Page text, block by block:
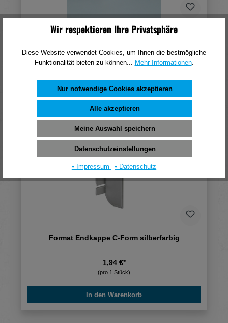
Format Endkappe L-Form Rechts schwarz
1,94 €*
(pro 1 Stück)
In den Warenkorb
Format Endkappe C-Form silberfarbig
1,94 €*
(pro 1 Stück)
In den Warenkorb
Wir respektieren Ihre Privatsphäre
Diese Website verwendet Cookies, um Ihnen die bestmögliche
Funktionalität bieten zu können...
Mehr Informationen.
Nur notwendige Cookies akzeptieren
Alle akzeptieren
Meine Auswahl speichern
Datenschutzeinstellungen
⦁ Impressum ⦁ Datenschutz